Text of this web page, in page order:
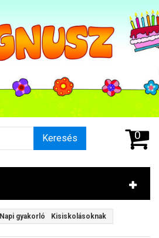
Keresés 0
Napi gyakorló Kisiskolásoknak